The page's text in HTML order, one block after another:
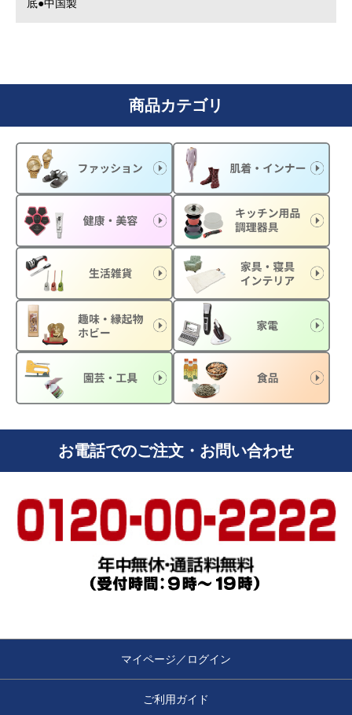
底●中国製
商品カテゴリ
お電話でのご注文・お問い合わせ
マイページ／ログイン
ご利用ガイド